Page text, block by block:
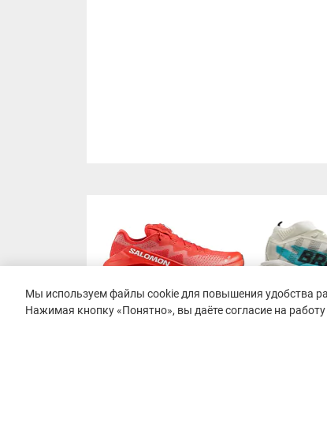
Мы используем файлы cookie для повышения удобства
Нажимая кнопку «Понятно», вы даёте согласие на